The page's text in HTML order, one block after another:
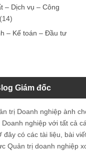
– Dịch vụ – Công
(14)
– Kế toán – Đầu tư
Giám đốc
trị Doanh nghiệp ành
nghiệp với tất cả
đây có các tài liệu, bài
Quản trị doanh nghiệp